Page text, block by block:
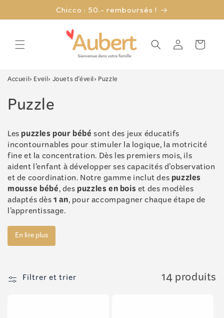
au
Chicco : 50.- remboursés !
ConnexionPanier
Accueil› Eveil› Jouets d'éveil› Puzzle
C
o
l
l
e
c
t
i
n
Puzzle
Lespuzzles pour bébésont des jeux éducatifs
incontournables pour stimuler la logique, la motricité
fine et la concentration. Dès les premiers mois, ils
aident l’enfant à développer ses capacités d’observation
et de coordination. Notre gamme inclut despuzzles
mousse bébé, despuzzles en boiset des modèles
adaptés dès1 an, pour accompagner chaque étape de
l’apprentissage.
En lire plus
Filtrer et trier 14 produits